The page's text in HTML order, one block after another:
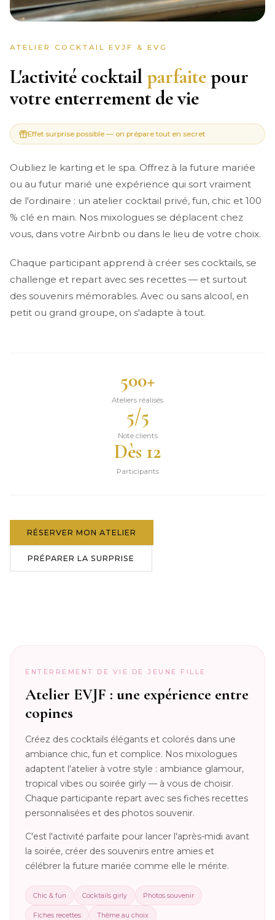
ATELIER COCKTAIL EVJF & EVG
L'activité cocktailparfaitepour
votre enterrement de vie
Effet surprise possible — on prépare tout en secret
Oubliez le karting et le spa. Offrez à la future mariée
ou au futur marié une expérience qui sort vraiment
de l'ordinaire : un atelier cocktail privé, fun, chic et 100
% clé en main. Nos mixologues se déplacent chez
vous, dans votre Airbnb ou dans le lieu de votre choix.
Chaque participant apprend à créer ses cocktails, se
challenge et repart avec ses recettes — et surtout
des souvenirs mémorables. Avec ou sans alcool, en
petit ou grand groupe, on s'adapte à tout.
500+
Ateliers réalisés
5/5
Note clients
Dès 12
Participants
RÉSERVER MON ATELIER
PRÉPARER LA SURPRISE
ENTERREMENT DE VIE DE JEUNE FILLE
Atelier EVJF : une expérience entre
copines
Créez des cocktails élégants et colorés dans une
ambiance chic, fun et complice. Nos mixologues
adaptent l'atelier à votre style : ambiance glamour,
tropical vibes ou soirée girly — à vous de choisir.
Chaque participante repart avec ses fiches recettes
personnalisées et des photos souvenir.
C'est l'activité parfaite pour lancer l'après-midi avant
la soirée, créer des souvenirs entre amies et
célébrer la future mariée comme elle le mérite.
Chic & fun Cocktails girly Photos souvenir
Fiches recettes Thème au choix